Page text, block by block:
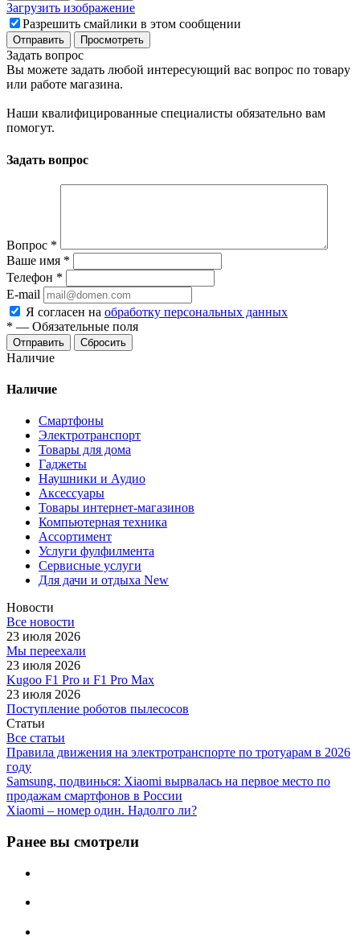
Загрузить изображение
Разрешить смайлики в этом сообщении
Задать вопрос
Вы можете задать любой интересующий вас вопрос по товару
или работе магазина.
Наши квалифицированные специалисты обязательно вам
помогут.
Задать вопрос
Вопрос *
Ваше имя *
Телефон *
E-mail
Я согласен на обработку персональных данных
* — Обязательные поля
Отправить Сбросить
Наличие
Наличие
Смартфоны
Электротранспорт
Товары для дома
Гаджеты
Наушники и Аудио
Аксессуары
Товары интернет-магазинов
Компьютерная техника
Ассортимент
Услуги фулфилмента
Сервисные услуги
Для дачи и отдыха New
Новости
Все новости
23 июля 2026
Мы переехали
23 июля 2026
Kugoo F1 Pro и F1 Pro Max
23 июля 2026
Поступление роботов пылесосов
Статьи
Все статьи
Правила движения на электротранспорте по тротуарам в 2026
году
Samsung, подвинься: Xiaomi вырвалась на первое место по
продажам смартфонов в России
Xiaomi – номер один. Надолго ли?
Ранее вы смотрели